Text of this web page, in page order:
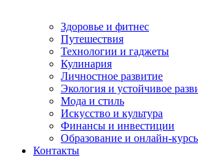
Здоровье и фитнес
Путешествия
Технологии и гаджеты
Кулинария
Личностное развитие
Экология и устойчивое
Мода и стиль
Искусство и культура
Финансы и инвестиции
Образование и онлайн-
Контакты